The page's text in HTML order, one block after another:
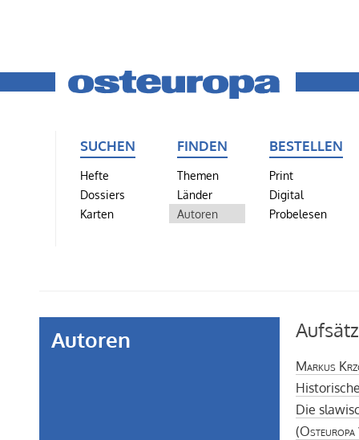
SUCHEN
Hefte
Dossiers
Karten
FINDEN
Themen
Länder
Autoren
BESTELLEN
Print
Digital
Probelesen
Autoren
Markus
Die
(Osteuropa